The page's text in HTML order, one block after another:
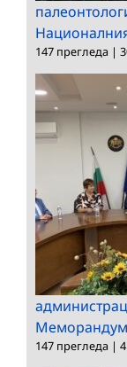
147 прегледа |
Меморандум
147 прегледа |